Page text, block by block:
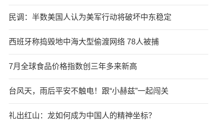
民调：半数美国人认为美军行动将破坏中东稳定
西班牙称捣毁地中海大型偷渡网络 78人被捕
7月全球食品价格指数创三年多来新高
台风天，雨后平安不触电！跟“小赫兹”一起闯关
礼出红山：龙如何成为中国人的精神坐标？